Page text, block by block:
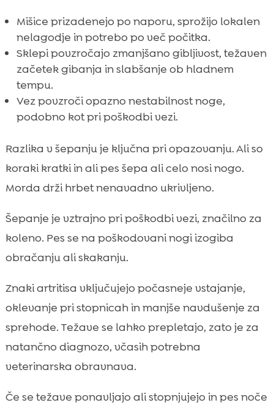
Mišice prizadenejo po naporu, sprožijo lokalen
nelagodje in potrebo po več počitka.
Sklepi povzročajo zmanjšano gibljivost, težaven
začetek gibanja in slabšanje ob hladnem
tempu.
Vez povzroči opazno nestabilnost noge,
podobno kot pri poškodbi vezi.
Razlika v šepanju je ključna pri opazovanju. Ali so
koraki kratki in ali pes šepa ali celo nosi nogo.
Morda drži hrbet nenavadno ukrivljeno.
Šepanje je vztrajno pri poškodbi vezi, značilno za
koleno. Pes se na poškodovani nogi izogiba
obračanju ali skakanju.
Znaki artritisa vključujejo počasneje vstajanje,
oklevanje pri stopnicah in manjše navdušenje za
sprehode. Težave se lahko prepletajo, zato je za
natančno diagnozo, včasih potrebna
veterinarska obravnava.
Če se težave ponavljajo ali stopnjujejo in pes noče